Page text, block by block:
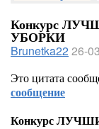
Конкурс
УБОРКИ
Brunetka2226-
Это цитата
сообщение
Конкурс